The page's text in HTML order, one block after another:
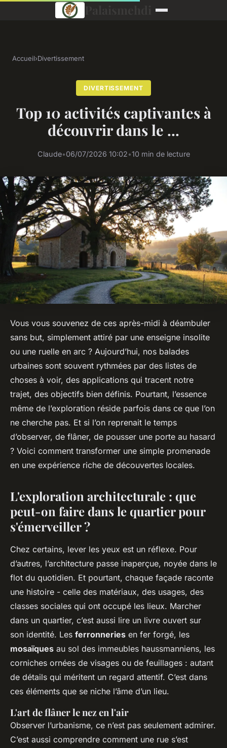
Accueil›Divertissement
DIVERTISSEMENT
Top 10 activités captivantes à
découvrir dans le ...
Claude•06/07/2026 10:02•10 min de lecture
Vous vous souvenez de ces après-midi à déambuler
sans but, simplement attiré par une enseigne insolite
ou une ruelle en arc ? Aujourd’hui, nos balades
urbaines sont souvent rythmées par des listes de
choses à voir, des applications qui tracent notre
trajet, des objectifs bien définis. Pourtant, l’essence
même de l’exploration réside parfois dans ce que l’on
ne cherche pas. Et si l’on reprenait le temps
d’observer, de flâner, de pousser une porte au hasard
? Voici comment transformer une simple promenade
en une expérience riche de découvertes locales.
L'exploration architecturale : que
peut-on faire dans le quartier pour
s'émerveiller ?
Chez certains, lever les yeux est un réflexe. Pour
d’autres, l’architecture passe inaperçue, noyée dans le
flot du quotidien. Et pourtant, chaque façade raconte
une histoire - celle des matériaux, des usages, des
classes sociales qui ont occupé les lieux. Marcher
dans un quartier, c’est aussi lire un livre ouvert sur
son identité. Les ferronneries en fer forgé, les
mosaïques au sol des immeubles haussmanniens, les
corniches ornées de visages ou de feuillages : autant
de détails qui méritent un regard attentif. C’est dans
ces éléments que se niche l’âme d’un lieu.
L'art de flâner le nez en l'air
Observer l’urbanisme, ce n’est pas seulement admirer.
C’est aussi comprendre comment une rue s’est